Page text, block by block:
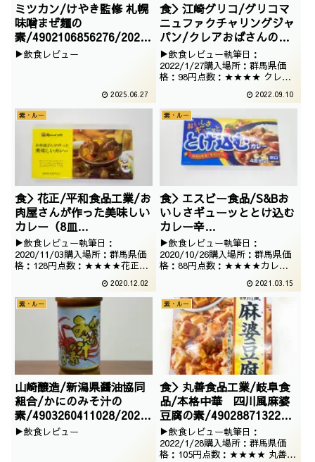
ミツカン/けやき監修 札幌
味噌まぜ麺の
素/4902106856276/2025
/05/15
▶飲食レビュー
2025.06.27
食＞江崎グリコ/グリコマ
ニュファクチャリングジャ
パン/クレアおばさんのビ
ーフシチュ
ー/4901005206380
/2022/01/04
▶飲食レビュー執筆日：
2022/1/27購入場所：群馬県価
格：98円点数：★★★★ クレア
ビーフシチュー、クリームシチュ
ーのイメージですが、きっとおい
しいと思います。
2022.09.10
素・ルー
食＞花正/平和食品工業/お
肉屋さんが作った美味しい
カレー（8皿
分）/4939440831539
/2020/11/03
▶飲食レビュー執筆日：
2020/11/03購入場所：群馬県価
格：128円点数：★★★★花正ブ
味しいカレーというハードルの上
げ方でございますが、せっかくな
ので購入したのでございます。
2020.12.02
素・ルー
食＞エスビー食品/S&Bお
いしさギューッととけ込む
カレー辛
口/4901002133474
/2020/10/06
▶飲食レビュー執筆日：
2020/10/26購入場所：群馬県価
格：88円点数：★★★★カレー
格差はどうちがうのかよく分かり
ませんが、とにかく、安いカレー
でございました。
2021.03.15
素・ルー
山崎醸造/新潟県醤油協同
組合/かにのみそ汁の
素/4903260411028/2025
/05/21
▶飲食レビュー
素・ルー
食＞丸善食品工業/岐阜食
品/本格中華 四川風麻婆
豆腐の素/4902887132248
/2022/01/08
▶飲食レビュー執筆日：
2022/1/28購入場所：群馬県価
格：105円点数：★★★★ 丸善の